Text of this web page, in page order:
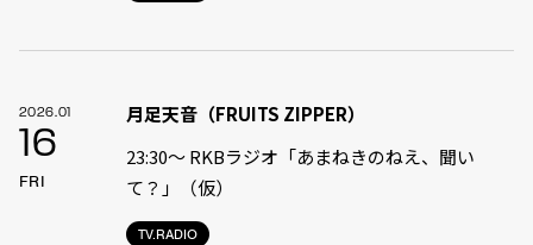
2026.01
16
FRI
TV.RADIO
月足天音（FRUITS ZIPPER）
23:30〜 RKBラジオ「あまねきのねえ、聞い
て？」（仮）